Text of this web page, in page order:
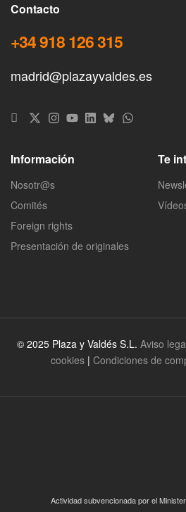
Contacto
+34 918 126 315
madrid@plazayvaldes.es
Información
Nosotr@s
Comités
Foreign rights
Presentación de originales
Te
© 2025 Plaza y Valdés S.L. Aviso
cookies | Condiciones de
Actividad subvencionada por el